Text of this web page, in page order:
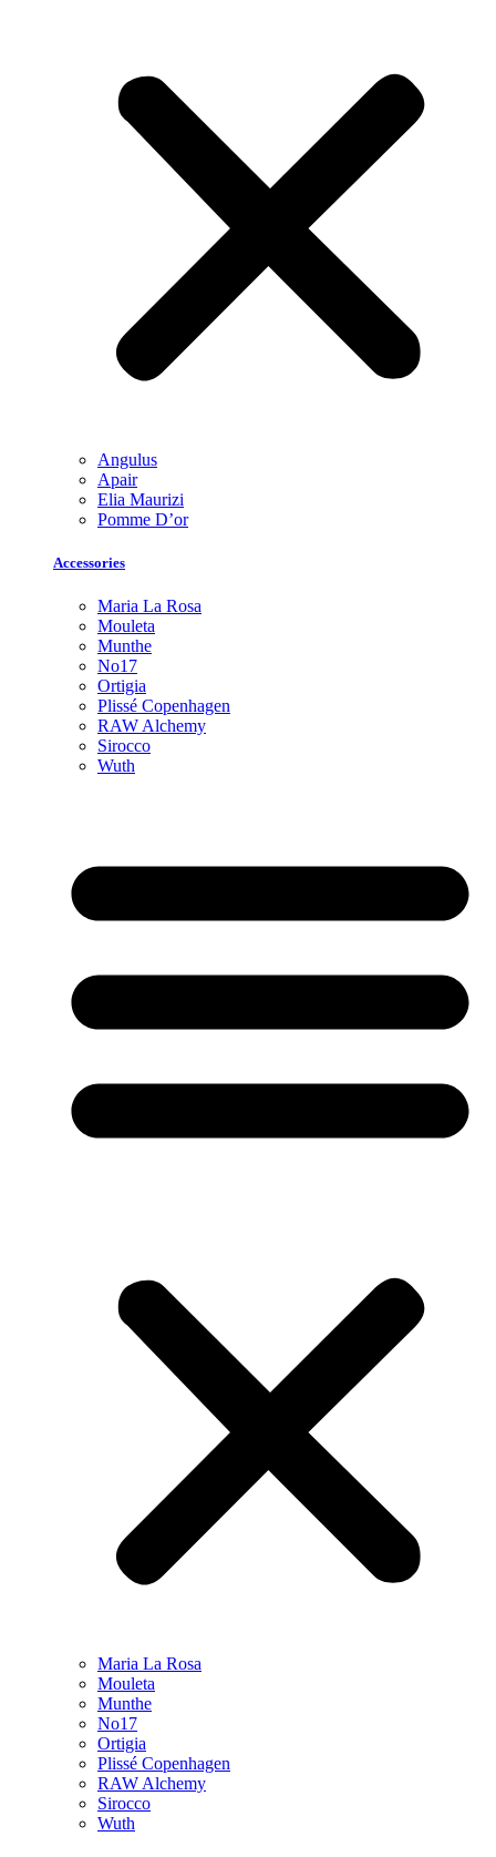
Angulus
Apair
Elia Maurizi
Pomme D’or
Accessories
Maria La Rosa
Mouleta
Munthe
No17
Ortigia
Plissé Copenhagen
RAW Alchemy
Sirocco
Wuth
Maria La Rosa
Mouleta
Munthe
No17
Ortigia
Plissé Copenhagen
RAW Alchemy
Sirocco
Wuth